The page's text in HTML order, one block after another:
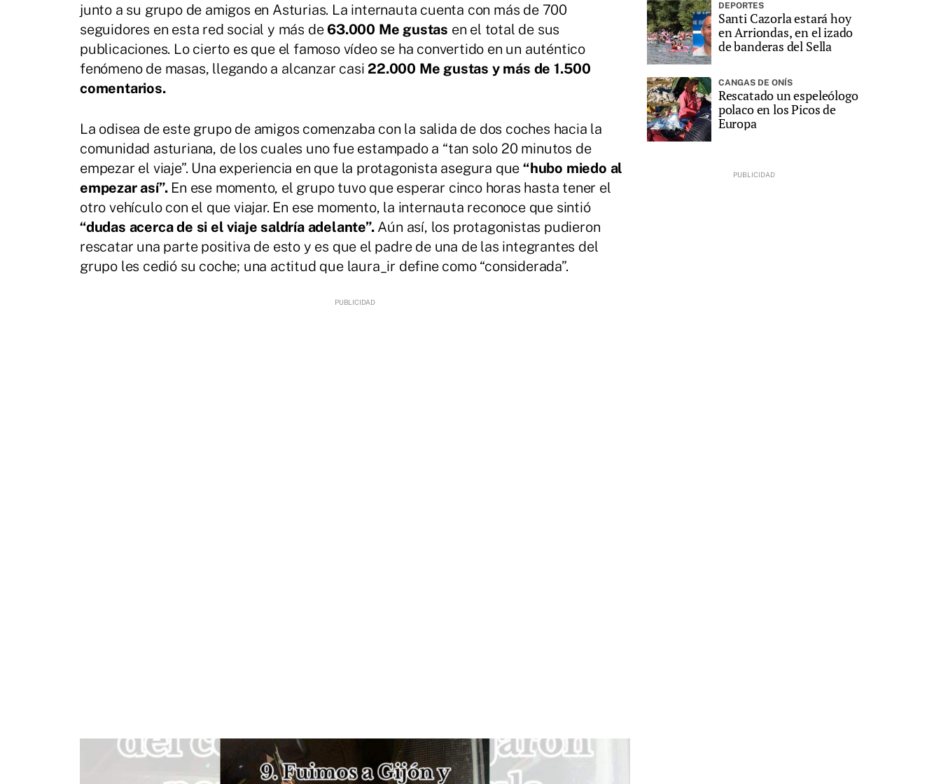
junto a su grupo de amigos en Asturias. La internauta cuenta con más de 700
seguidores en esta red social y más de63.000 Me gustas en el total de sus
publicaciones. Lo cierto es que el famoso vídeo se ha convertido en un auténtico
fenómeno de masas, llegando a alcanzar casi 22.000 Me gustas y más de 1.500
comentarios.
La odisea de este grupo de amigos comenzaba con la salida de dos coches hacia la
comunidad asturiana, de los cuales uno fue estampado a “tan solo 20 minutos de
empezar el viaje”. Una experiencia en que la protagonista asegura que “hubo miedo al
empezar así”. En ese momento, el grupo tuvo que esperar cinco horas hasta tener el
otro vehículo con el que viajar. En ese momento, la internauta reconoce que sintió
“dudas acerca de si el viaje saldría adelante”. Aún así, los protagonistas pudieron
rescatar una parte positiva de esto y es que el padre de una de las integrantes del
grupo les cedió su coche; una actitud que laura_ir define como “considerada”.
DEPORTES
Santi Cazorla estará hoy
en Arriondas, en el izado
de banderas del Sella
CANGAS DE ONÍS
Rescatado un espeleólogo
polaco en los Picos de
Europa